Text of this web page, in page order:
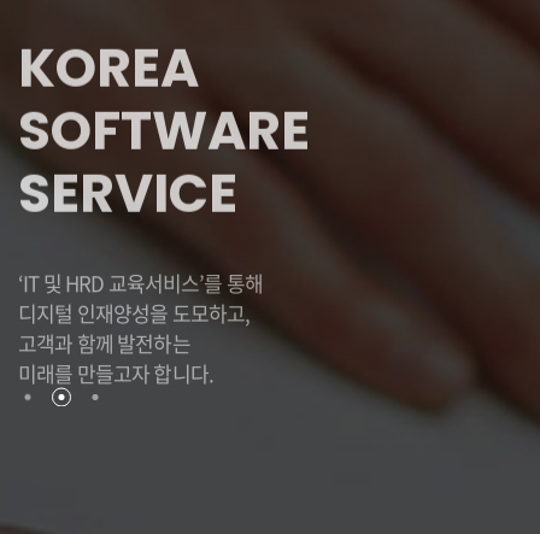
KOREA
SOFTWARE
SERVICE
‘IT 및 HRD 교육서비스’를 통해
고객과 함께 발전하는
미래를 만들고자 합니다.